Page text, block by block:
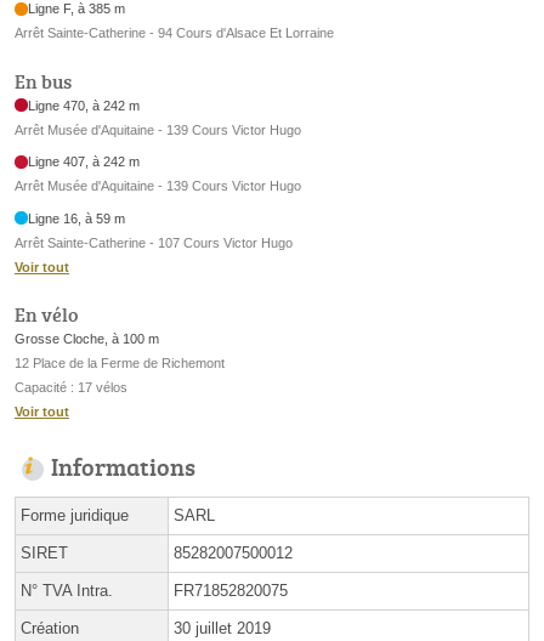
Ligne F, à 385 m
Arrêt Sainte-Catherine - 94 Cours d'Alsace Et Lorraine
En bus
Ligne 470, à 242 m
Arrêt Musée d'Aquitaine - 139 Cours Victor Hugo
Ligne 407, à 242 m
Arrêt Musée d'Aquitaine - 139 Cours Victor Hugo
Ligne 16, à 59 m
Arrêt Sainte-Catherine - 107 Cours Victor Hugo
Voir tout
En vélo
Grosse Cloche, à 100 m
12 Place de la Ferme de Richemont
Capacité : 17 vélos
Voir tout
Informations
Forme juridique SARL
SIRET 85282007500012
N° TVA Intra. FR71852820075
Création 30 juillet 2019